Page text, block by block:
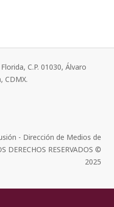
C.P. 01030, Álvaro
CDMX.
- Dirección de Medios de
DERECHOS RESERVADOS ©
2025